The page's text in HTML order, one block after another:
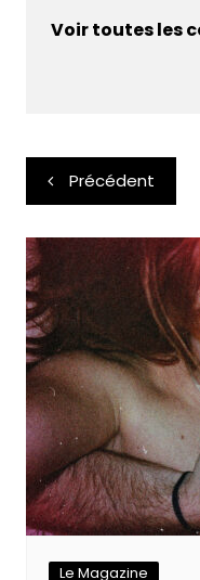
Voir toutes les
Navigation
de
l’article
Précédent
Le Magazine